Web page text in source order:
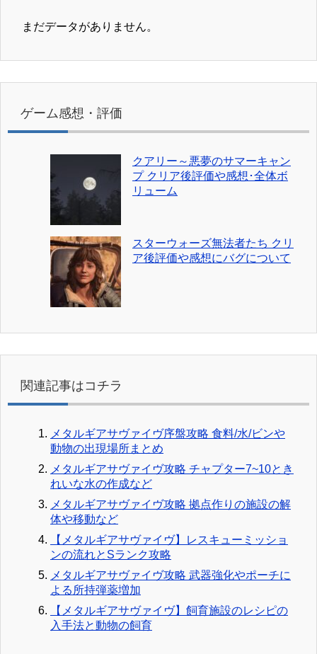
まだデータがありません。
ゲーム感想・評価
クアリー～悪夢のサマーキャン
プ クリア後評価や感想･全体ボ
リューム
スターウォーズ無法者たち クリ
ア後評価や感想にバグについて
関連記事はコチラ
メタルギアサヴァイヴ序盤攻略 食料/水/ビンや
動物の出現場所まとめ
メタルギアサヴァイヴ攻略 チャプター7~10とき
れいな水の作成など
メタルギアサヴァイヴ攻略 拠点作りの施設の解
体や移動など
【メタルギアサヴァイヴ】レスキューミッショ
ンの流れとSランク攻略
メタルギアサヴァイヴ攻略 武器強化やポーチに
よる所持弾薬増加
【メタルギアサヴァイヴ】飼育施設のレシピの
入手法と動物の飼育